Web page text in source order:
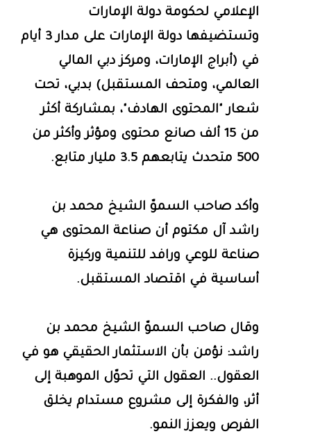
الإعلامي لحكومة دولة الإمارات
وتستضيفها دولة الإمارات على مدار 3 أيام
في (أبراج الإمارات، ومركز دبي المالي
العالمي، ومتحف المستقبل) بدبي، تحت
شعار "المحتوى الهادف"، بمشاركة أكثر
من 15 ألف صانع محتوى ومؤثر وأكثر من
500 متحدث يتابعهم 3.5 مليار متابع.
وأكد صاحب السموّ الشيخ محمد بن
راشد آل مكتوم أن صناعة المحتوى هي
صناعة للوعي ورافد للتنمية وركيزة
أساسية في اقتصاد المستقبل.
وقال صاحب السموّ الشيخ محمد بن
راشد: نؤمن بأن الاستثمار الحقيقي هو في
العقول.. العقول التي تحوّل الموهبة إلى
أثر، والفكرة إلى مشروع مستدام يخلق
الفرص ويعزز النمو.